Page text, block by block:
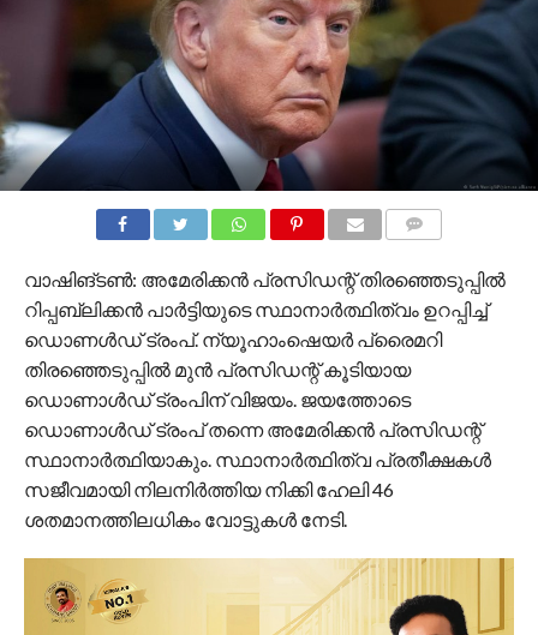
വാഷിങ്ടൺ: അമേരിക്കന്‍ പ്രസിഡന്റ് തിരഞ്ഞെടുപ്പില്‍
റിപ്പബ്ലിക്കന്‍ പാര്‍ട്ടിയുടെ സ്ഥാനാര്‍ത്ഥിത്വം ഉറപ്പിച്ച്
ഡൊണള്‍ഡ് ട്രംപ്. ന്യൂഹാംഷെയര്‍ പ്രൈമറി
തിരഞ്ഞെടുപ്പില്‍ മുന്‍ പ്രസിഡന്റ് കൂടിയായ
ഡൊണാള്‍ഡ് ട്രംപിന് വിജയം. ജയത്തോടെ
ഡൊണാള്‍ഡ് ട്രംപ് തന്നെ അമേരിക്കന്‍ പ്രസിഡന്റ്
സ്ഥാനാര്‍ത്ഥിയാകും. സ്ഥാനാര്‍ത്ഥിത്വ പ്രതീക്ഷകള്‍
സജീവമായി നിലനിര്‍ത്തിയ നിക്കി ഹേലി 46
ശതമാനത്തിലധികം വോട്ടുകള്‍ നേടി.